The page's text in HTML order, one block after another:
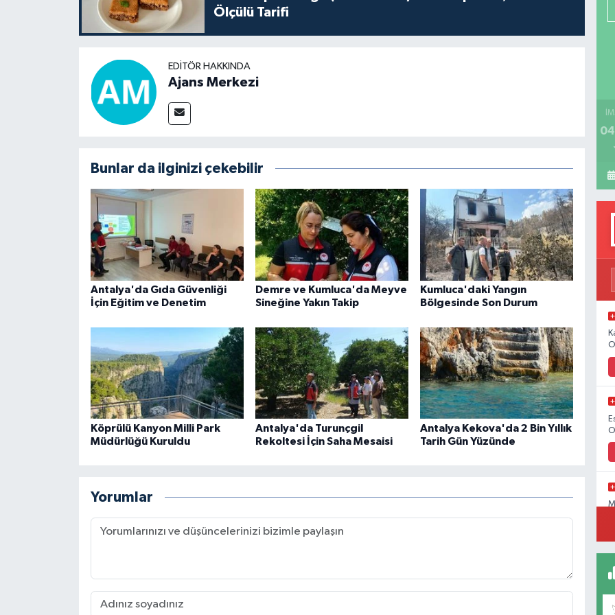
Ölçülü Tarifi
EDITÖR HAKKINDA
Ajans Merkezi
Bunlar da ilginizi çekebilir
Antalya'da Gıda Güvenliği
İçin Eğitim ve Denetim
Demre ve Kumluca'da Meyve
Sineğine Yakın Takip
Kumluca'daki Yangın
Bölgesinde Son Durum
Köprülü Kanyon Milli Park
Müdürlüğü Kuruldu
Antalya'da Turunçgil
Rekoltesi İçin Saha Mesaisi
Antalya Kekova'da 2 Bin Yıllık
Tarih Gün Yüzünde
Yorumlar